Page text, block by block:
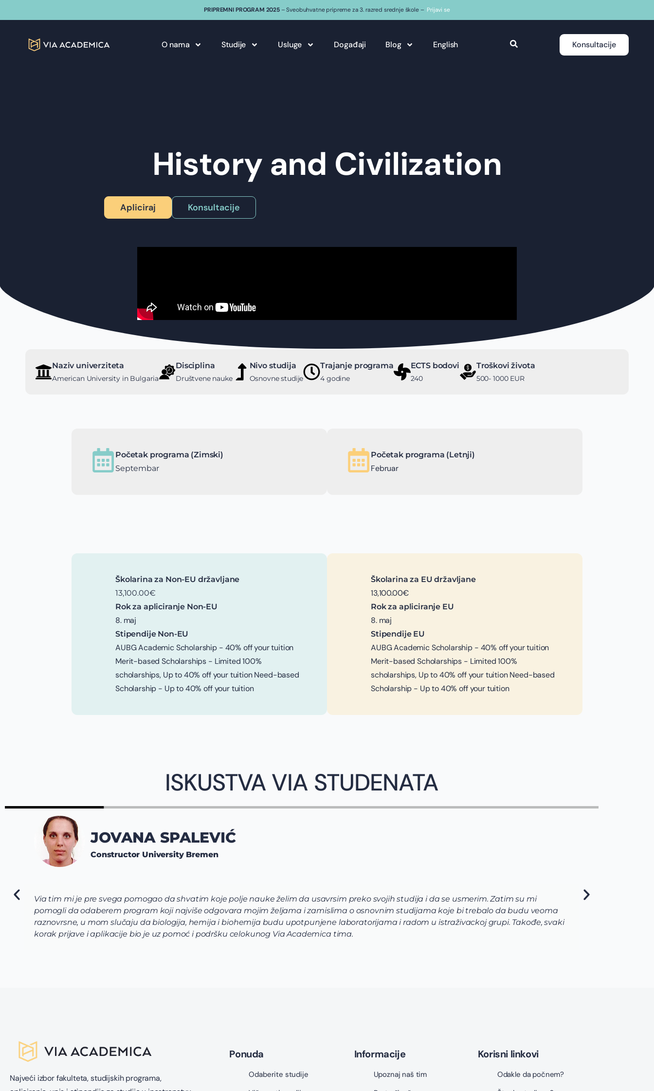
PRIPREMNI PROGRAM 2025– Sveobuhvatne pripreme za 3. razred srednje škole – Prijavi se
O nama Studije Usluge Događaji Blog English Konsultacije
History and Civilization
Apliciraj Konsultacije
Naziv univerziteta
American University in Bulgaria
Disciplina
Društvene nauke
Nivo studija
Osnovne studije
Trajanje programa
4 godine
ECTS bodovi
240
Troškovi života
500- 1000 EUR
Početak programa (Zimski)
Septembar
Početak programa (Letnji)
Februar
Školarina za Non-EU državljane
13,100.00€
Rok za apliciranje Non-EU
8. maj
Stipendije Non-EU
AUBG Academic Scholarship - 40% off your tuition
Merit-based Scholarships - Limited 100%
scholarships, Up to 40% off your tuition Need-based
Scholarship - Up to 40% off your tuition
Školarina za EU državljane
13,100.00€
Rok za apliciranje EU
8. maj
Stipendije EU
AUBG Academic Scholarship - 40% off your tuition
Merit-based Scholarships - Limited 100%
scholarships, Up to 40% off your tuition Need-based
Scholarship - Up to 40% off your tuition
ISKUSTVA VIA STUDENATA
Via tim mi je pre svega pomogao da shvatim koje polje nauke želim da usavrsim preko svojih studija i da se usmerim. Zatim su mi
pomogli da odaberem program koji najviše odgovara mojim željama i zamislima o osnovnim studijama koje bi trebalo da budu veoma
raznovrsne, u mom slučaju da biologija, hemija i biohemija budu upotpunjene laboratorijama i radom u istraživackoj grupi. Takođe, svaki
korak prijave i aplikacije bio je uz pomoć i podršku celokunog Via Academica tima.
JOVANA SPALEVIĆ
Constructor University Bremen
Najveći izbor fakulteta, studijskih programa,
Ponuda
Odaberite studije
Informacije
Upoznaj naš tim
Korisni linkovi
Odakle da počnem?